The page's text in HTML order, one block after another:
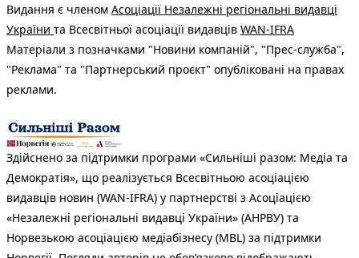
Видання є членом Асоціації Незалежні регіональні видавці
України та Всесвітньої асоціації видавців WAN-IFRA
Матеріали з позначками "Новини компаній", "Прес-служба",
"Реклама" та "Партнерський проєкт" опубліковані на правах
реклами.
Здійснено за підтримки програми «Сильніші разом: Медіа та
Демократія», що реалізується Всесвітньою асоціацією
видавців новин (WAN-IFRA) у партнерстві з Асоціацією
«Незалежні регіональні видавці України» (АНРВУ) та
Норвезькою асоціацією медіабізнесу (MBL) за підтримки